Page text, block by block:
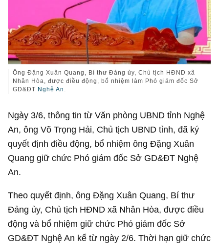
Ông Đặng Xuân Quang, Bí thư Đảng ủy, Chủ tịch HĐND xã
Nhân Hòa, được điều động, bổ nhiệm làm Phó giám đốc Sở
GD&ĐT Nghệ An .
Ngày 3/6, thông tin từ Văn phòng UBND tỉnh Nghệ
An, ông Võ Trọng Hải, Chủ tịch UBND tỉnh, đã ký
quyết định điều động, bổ nhiệm ông Đặng Xuân
Quang giữ chức Phó giám đốc Sở GD&ĐT Nghệ
An.
Theo quyết định, ông Đặng Xuân Quang, Bí thư
Đảng ủy, Chủ tịch HĐND xã Nhân Hòa, được điều
động và bổ nhiệm giữ chức Phó giám đốc Sở
GD&ĐT Nghệ An kể từ ngày 2/6. Thời hạn giữ chức